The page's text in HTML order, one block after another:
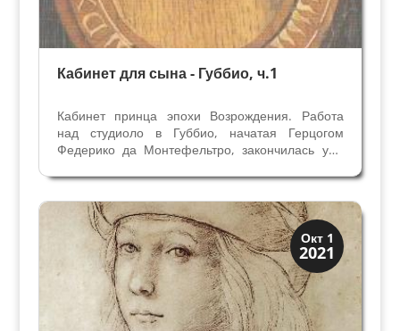
Кабинет для сына - Губбио, ч.1
Кабинет принца эпохи Возрождения. Работа
над студиоло в Губбио, начатая Герцогом
Федерико да Монтефельтро, закончилась уже
регентством Оттавиано Убальдини делла
Гарда. Единственый сын Гвидобальдо (родился
после 8 дочерей) стал...
Окт 1
2021
Иконография
Портреты